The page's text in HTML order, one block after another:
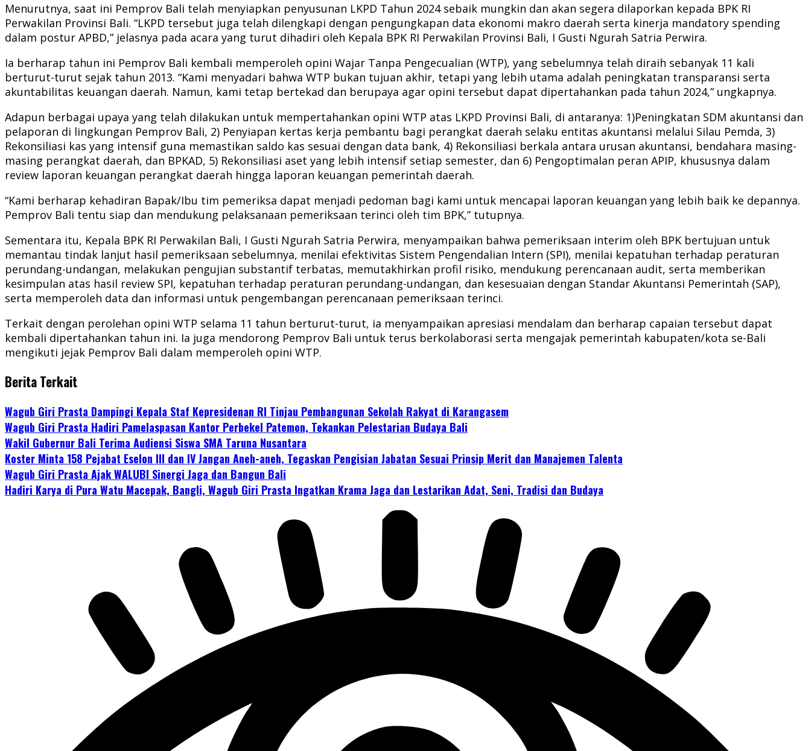
Menurutnya, saat ini Pemprov Bali telah menyiapkan penyusunan LKPD Tahun 2024 sebaik mungkin dan akan segera dilaporkan kepada BPK RI
Perwakilan Provinsi Bali. “LKPD tersebut juga telah dilengkapi dengan pengungkapan data ekonomi makro daerah serta kinerja mandatory spending
dalam postur APBD,” jelasnya pada acara yang turut dihadiri oleh Kepala BPK RI Perwakilan Provinsi Bali, I Gusti Ngurah Satria Perwira.
Ia berharap tahun ini Pemprov Bali kembali memperoleh opini Wajar Tanpa Pengecualian (WTP), yang sebelumnya telah diraih sebanyak 11 kali
berturut-turut sejak tahun 2013. “Kami menyadari bahwa WTP bukan tujuan akhir, tetapi yang lebih utama adalah peningkatan transparansi serta
akuntabilitas keuangan daerah. Namun, kami tetap bertekad dan berupaya agar opini tersebut dapat dipertahankan pada tahun 2024,” ungkapnya.
Adapun berbagai upaya yang telah dilakukan untuk mempertahankan opini WTP atas LKPD Provinsi Bali, di antaranya: 1)Peningkatan SDM akuntansi dan
pelaporan di lingkungan Pemprov Bali, 2) Penyiapan kertas kerja pembantu bagi perangkat daerah selaku entitas akuntansi melalui Silau Pemda, 3)
Rekonsiliasi kas yang intensif guna memastikan saldo kas sesuai dengan data bank, 4) Rekonsiliasi berkala antara urusan akuntansi, bendahara masing-
masing perangkat daerah, dan BPKAD, 5) Rekonsiliasi aset yang lebih intensif setiap semester, dan 6) Pengoptimalan peran APIP, khususnya dalam
review laporan keuangan perangkat daerah hingga laporan keuangan pemerintah daerah.
“Kami berharap kehadiran Bapak/Ibu tim pemeriksa dapat menjadi pedoman bagi kami untuk mencapai laporan keuangan yang lebih baik ke depannya.
Pemprov Bali tentu siap dan mendukung pelaksanaan pemeriksaan terinci oleh tim BPK,” tutupnya.
Sementara itu, Kepala BPK RI Perwakilan Bali, I Gusti Ngurah Satria Perwira, menyampaikan bahwa pemeriksaan interim oleh BPK bertujuan untuk
memantau tindak lanjut hasil pemeriksaan sebelumnya, menilai efektivitas Sistem Pengendalian Intern (SPI), menilai kepatuhan terhadap peraturan
perundang-undangan, melakukan pengujian substantif terbatas, memutakhirkan profil risiko, mendukung perencanaan audit, serta memberikan
kesimpulan atas hasil review SPI, kepatuhan terhadap peraturan perundang-undangan, dan kesesuaian dengan Standar Akuntansi Pemerintah (SAP),
serta memperoleh data dan informasi untuk pengembangan perencanaan pemeriksaan terinci.
Terkait dengan perolehan opini WTP selama 11 tahun berturut-turut, ia menyampaikan apresiasi mendalam dan berharap capaian tersebut dapat
kembali dipertahankan tahun ini. Ia juga mendorong Pemprov Bali untuk terus berkolaborasi serta mengajak pemerintah kabupaten/kota se-Bali
mengikuti jejak Pemprov Bali dalam memperoleh opini WTP.
Berita Terkait
Wagub Giri Prasta Dampingi Kepala Staf Kepresidenan RI Tinjau Pembangunan Sekolah Rakyat di Karangasem
Wagub Giri Prasta Hadiri Pamelaspasan Kantor Perbekel Patemon, Tekankan Pelestarian Budaya Bali
Wakil Gubernur Bali Terima Audiensi Siswa SMA Taruna Nusantara
Koster Minta 158 Pejabat Eselon III dan IV Jangan Aneh-aneh, Tegaskan Pengisian Jabatan Sesuai Prinsip Merit dan Manajemen Talenta
Wagub Giri Prasta Ajak WALUBI Sinergi Jaga dan Bangun Bali
Hadiri Karya di Pura Watu Macepak, Bangli, Wagub Giri Prasta Ingatkan Krama Jaga dan Lestarikan Adat, Seni, Tradisi dan Budaya